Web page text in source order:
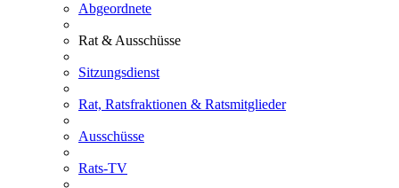
Abgeordnete
Rat & Ausschüsse
Sitzungsdienst
Rat, Ratsfraktionen & Ratsmitglieder
Ausschüsse
Rats-TV